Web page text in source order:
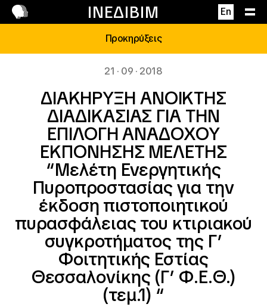
ΙΝΕΔΙΒΙΜ En
Επικοινωνία
Προκηρύξεις
21 · 09 · 2018
ΔΙΑΚΗΡΥΞΗ ΑΝΟΙΚΤΗΣ
ΔΙΑΔΙΚΑΣΙΑΣ ΓΙΑ ΤΗΝ
ΕΠΙΛΟΓΗ ΑΝΑΔΟΧΟΥ
ΕΚΠΟΝΗΣΗΣ ΜΕΛΕΤΗΣ
“Μελέτη Ενεργητικής
Πυροπροστασίας για την
έκδοση πιστοποιητικού
πυρασφάλειας του κτιριακού
συγκροτήματος της Γ’
Φοιτητικής Εστίας
Θεσσαλονίκης (Γ’ Φ.Ε.Θ.)
(τεμ.1) “